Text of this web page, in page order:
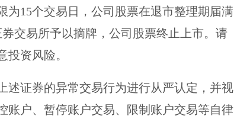
为15个交易日，公司股票在退市整理期届满
交易所予以摘牌，公司股票终止上市。请
投资风险。
述证券的异常交易行为进行从严认定，并视
账户、暂停账户交易、限制账户交易等自律